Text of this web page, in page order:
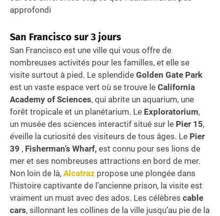
approfondi
San Francisco sur 3 jours
San Francisco est une ville qui vous offre de
nombreuses activités pour les familles, et elle se
visite surtout à pied. Le splendide Golden Gate Park
est un vaste espace vert où se trouve le California
Academy of Sciences, qui abrite un aquarium, une
forêt tropicale et un planétarium. Le Exploratorium,
un musée des sciences interactif situé sur le Pier 15,
éveille la curiosité des visiteurs de tous âges. Le Pier
39 , Fisherman’s Wharf, est connu pour ses lions de
mer et ses nombreuses attractions en bord de mer.
Non loin de là, Alcatraz propose une plongée dans
l’histoire captivante de l’ancienne prison, la visite est
vraiment un must avec des ados. Les célèbres cable
cars, sillonnant les collines de la ville jusqu’au pie de la